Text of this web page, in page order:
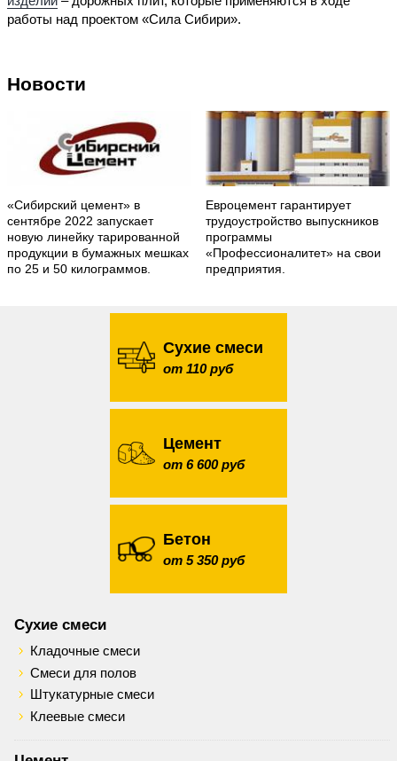
работы над проектом «Сила Сибири».
Новости
«Сибирский цемент» в
сентябре 2022 запускает
новую линейку тарированной
продукции в бумажных мешках
по 25 и 50 килограммов.
Евроцемент гарантирует
трудоустройство выпускников
программы
«Профессионалитет» на свои
предприятия.
Сухие смеси
от 110 руб
Цемент
от 6 600 руб
Бетон
от 5 350 руб
Сухие смеси
Кладочные смеси
Смеси для полов
Штукатурные смеси
Клеевые смеси